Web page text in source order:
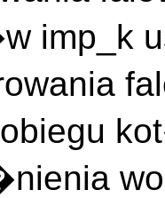
imp_k